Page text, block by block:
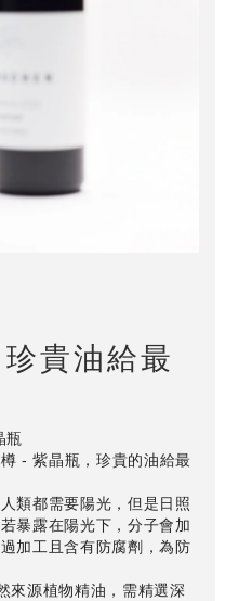
貴油給最
瓶
- 紫晶瓶，珍貴的油給最
類都需要陽光，但是日照
暴露在陽光下，分子會加
加工且含有防腐劑，為防
來源植物精油，需精選深